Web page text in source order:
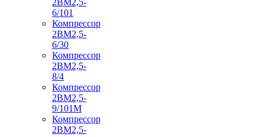
2ВМ2,5-
6/101
Компрессор
2ВМ2,5-
6/30
Компрессор
2ВМ2,5-
8/4
Компрессор
2ВМ2,5-
9/101М
Компрессор
2ВМ2,5-